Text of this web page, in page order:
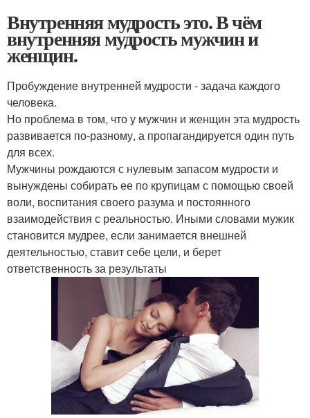
Внутренняя мудрость это. В чём
внутренняя мудрость мужчин и
женщин.
Пробуждение внутренней мудрости - задача каждого
человека.
Но проблема в том, что у мужчин и женщин эта мудрость
развивается по-разному, а пропагандируется один путь
для всех.
Мужчины рождаются с нулевым запасом мудрости и
вынуждены собирать ее по крупицам с помощью своей
воли, воспитания своего разума и постоянного
взаимодействия с реальностью. Иными словами мужик
становится мудрее, если занимается внешней
деятельностью, ставит себе цели, и берет
ответственность за результаты